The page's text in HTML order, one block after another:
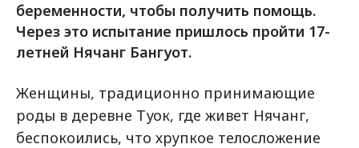
беременности, чтобы получить помощь.
Через это испытание пришлось пройти 17-
летней Нячанг Бангуот.
Женщины, традиционно принимающие
роды в деревне Туок, где живет Нячанг,
беспокоились, что хрупкое телосложение